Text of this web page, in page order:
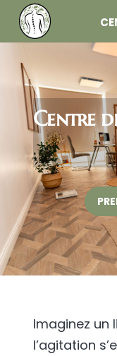
Centre
Imaginez un
l’agitation